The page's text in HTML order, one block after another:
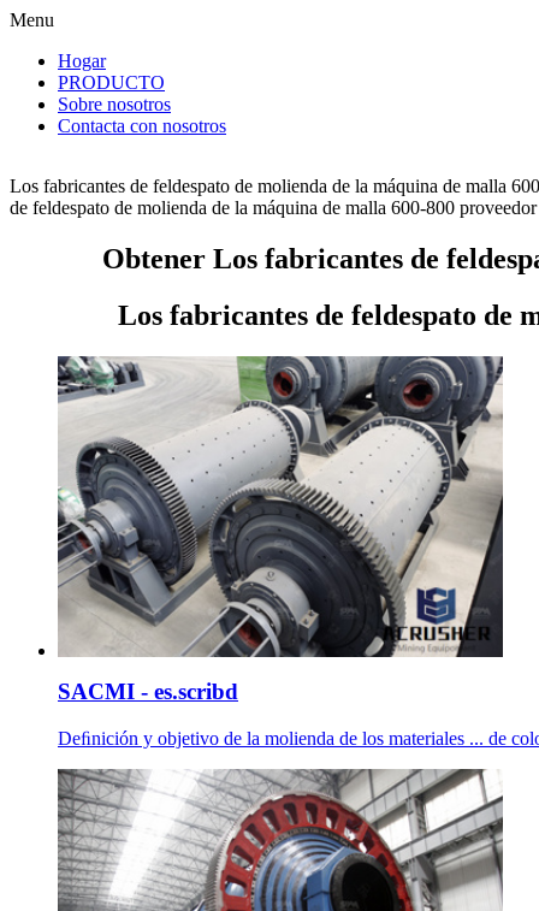
Menu
Hogar
PRODUCTO
Sobre nosotros
Contacta con nosotros
Los fabricantes de feldespato de molienda de la máquina de malla
de feldespato de molienda de la máquina de malla 600-800
Obtener Los fabricantes de
Los fabricantes de feldespato de
SACMI - es.scribd
Deﬁnición y objetivo de la molienda de los materiales ... de